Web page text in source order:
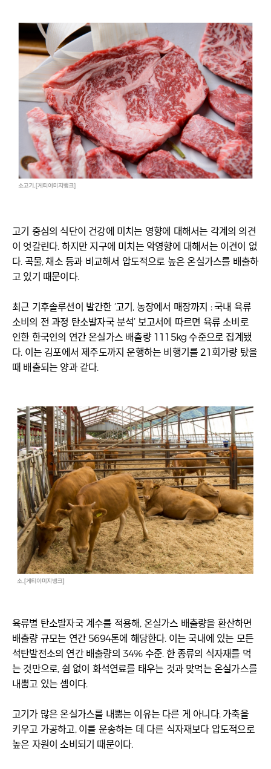
고기 중심의 식단이 건강에 미치는 영향에 대해서는 각계의 의견
이 엇갈린다. 하지만 지구에 미치는 악영향에 대해서는 이견이 없
다. 곡물, 채소 등과 비교해서 압도적으로 높은 온실가스를 배출하
고 있기 때문이다.
최근 기후솔루션이 발간한 ‘고기, 농장에서 매장까지 : 국내 육류
소비의 전 과정 탄소발자국 분석’ 보고서에 따르면 육류 소비로
인한 한국인의 연간 온실가스 배출량 1115kg 수준으로 집계됐
다. 이는 김포에서 제주도까지 운행하는 비행기를 21회가량 탔을
때 배출되는 양과 같다.
육류별 탄소발자국 계수를 적용해, 온실가스 배출량을 환산하면
배출량 규모는 연간 5694톤에 해당한다. 이는 국내에 있는 모든
석탄발전소의 연간 배출량의 34% 수준. 한 종류의 식자재를 먹
는 것만으로, 쉼 없이 화석연료를 태우는 것과 맞먹는 온실가스를
내뿜고 있는 셈이다.
고기가 많은 온실가스를 내뿜는 이유는 다른 게 아니다. 가축을
키우고 가공하고, 이를 운송하는 데 다른 식자재보다 압도적으로
높은 자원이 소비되기 때문이다.